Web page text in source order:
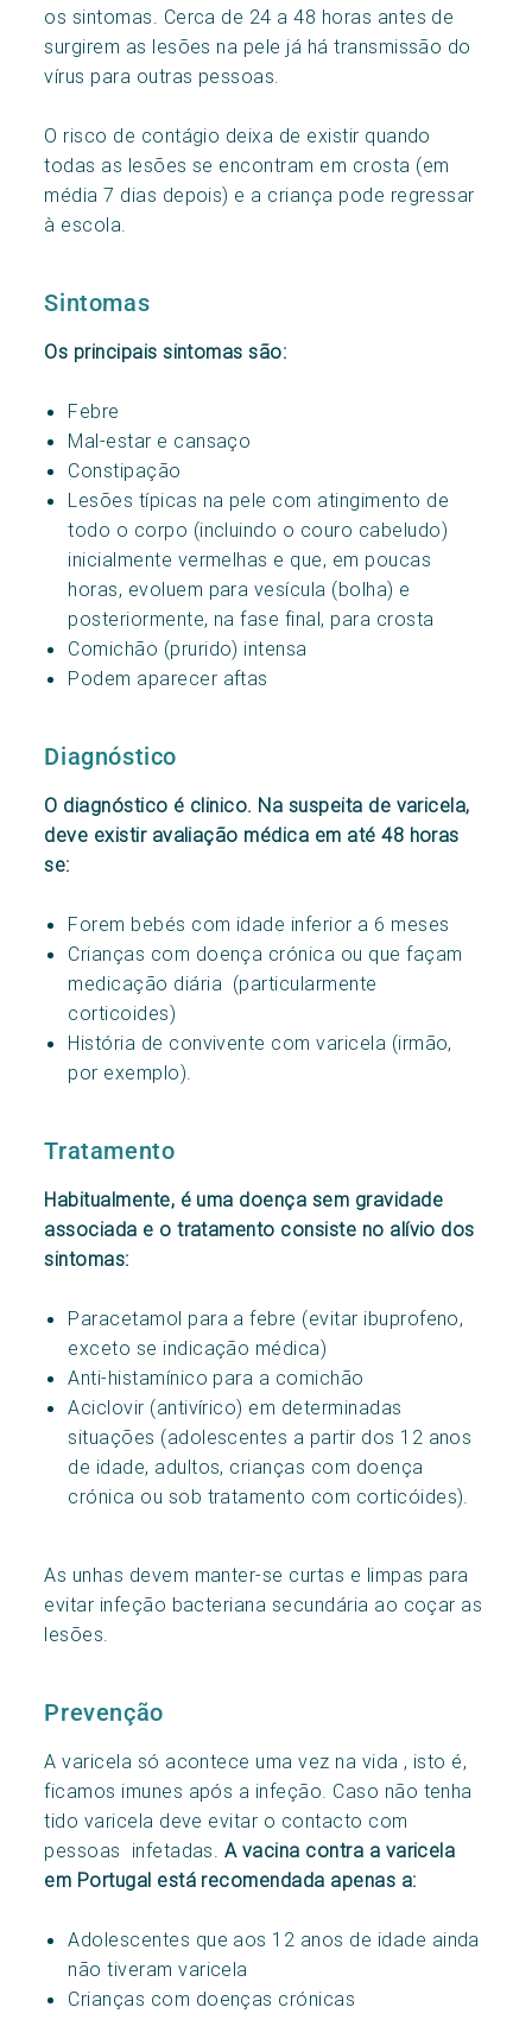
os sintomas. Cerca de 24 a 48 horas antes de
surgirem as lesões na pele já há transmissão do
vírus para outras pessoas.
O risco de contágio deixa de existir quando
todas as lesões se encontram em crosta (em
média 7 dias depois) e a criança pode regressar
à escola.
Sintomas
Os principais sintomas são:
Febre
Mal-estar e cansaço
Constipação
Lesões típicas na pele com atingimento de
todo o corpo (incluindo o couro cabeludo)
inicialmente vermelhas e que, em poucas
horas, evoluem para vesícula (bolha) e
posteriormente, na fase final, para crosta
Comichão (prurido) intensa
Podem aparecer aftas
Diagnóstico
O diagnóstico é clinico. Na suspeita de varicela,
deve existir avaliação médica em até 48 horas
se:
Forem bebés com idade inferior a 6 meses
Crianças com doença crónica ou que façam
medicação diária (particularmente
corticoides)
História de convivente com varicela (irmão,
por exemplo).
Tratamento
Habitualmente, é uma doença sem gravidade
associada e o tratamento consiste no alívio dos
sintomas:
Paracetamol para a febre (evitar ibuprofeno,
exceto se indicação médica)
Anti-histamínico para a comichão
Aciclovir (antivírico) em determinadas
situações (adolescentes a partir dos 12 anos
de idade, adultos, crianças com doença
crónica ou sob tratamento com corticóides).
As unhas devem manter-se curtas e limpas para
evitar infeção bacteriana secundária ao coçar as
lesões.
Prevenção
A varicela só acontece uma vez na vida , isto é,
ficamos imunes após a infeção. Caso não tenha
tido varicela deve evitar o contacto com
pessoas infetadas. A vacina contra a varicela
em Portugal está recomendada apenas a:
Adolescentes que aos 12 anos de idade ainda
não tiveram varicela
Crianças com doenças crónicas